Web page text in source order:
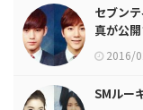
セブン
真が公
2016/
SMルー